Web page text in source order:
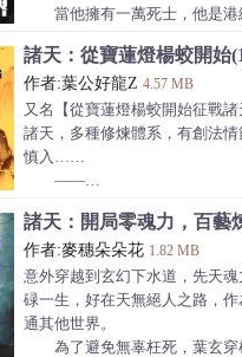
蘇澈：“大王，您非昏君，乃
帝辛：“孤揹負罵名四
當他擁有一萬死士，他是港
當他擁有億萬死士，不好意
劇情世界：港綜世界、民國
世界、美漫綜漫……"
諸天：從寶蓮燈楊蛟開始
作者:葉公好龍Z 4.57 MB
又名【從寶蓮燈楊蛟開始征戰
諸天，多種修煉體系，有創法情
慎入……
——
發現自己成了神話世界二郎
大哥。
距離被天庭滅門還有半年時
楊蛟無法接受這個事實。
幸好，關鍵時刻，他覺醒了
消耗世界本源之力，就能輪
諸天：開局零魂力，百藝
作者:麥穗朵朵花 1.82 MB
意外穿越到玄幻下水道，先天
碌一生，好在天無絕人之路，
通其他世界。
為了避免無辜枉死，葉玄穿